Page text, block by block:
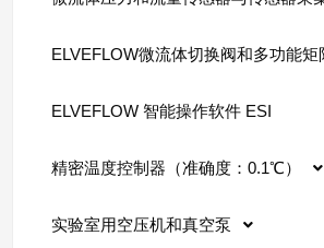
ELVEFLOW微流体切换阀和多功能矩
ELVEFLOW 智能操作软件 ESI
精密温度控制器（准确度：0.1℃）
实验室用空压机和真空泵